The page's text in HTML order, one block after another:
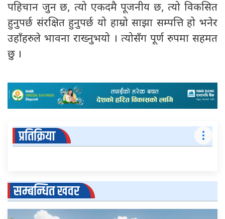
पहिचान जुन छ, त्यो एकदमै पूजनीय छ, त्यो विकसित
हुनुपर्छ संरक्षित हुनुपर्छ यो हाम्रो साझा सम्पत्ति हो भनेर
उहाँहरुले भावना राख्नुभयो । त्योसँग पूर्ण रुपमा सहमत
छु ।
प्रतिक्रिया
सम्बन्धित खवर